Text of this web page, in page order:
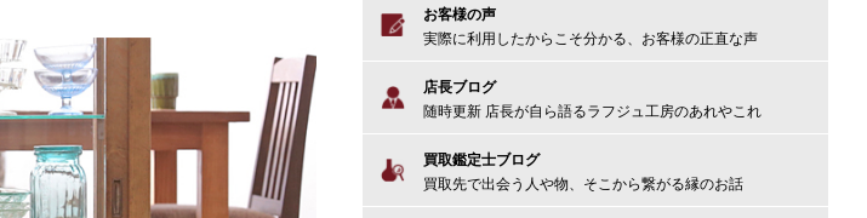
お客様の声
実際に利用したからこそ分かる、お客様の正直な声
店長ブログ
随時更新 店長が自ら語るラフジュ工房のあれやこれ
買取鑑定士ブログ
買取先で出会う人や物、そこから繋がる縁のお話